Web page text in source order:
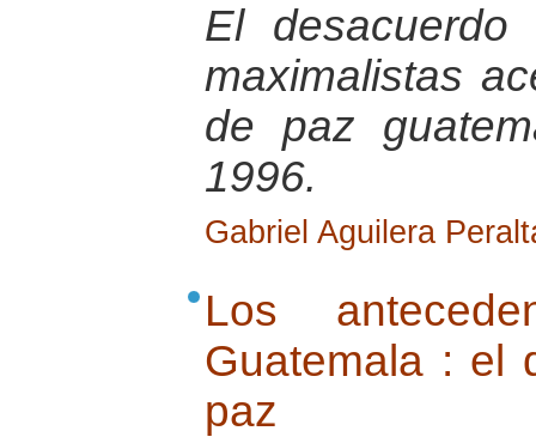
El desacuerdo
maximalistas
de paz
1996.
Gabriel Aguilera
Los
Guatemala : el
paz